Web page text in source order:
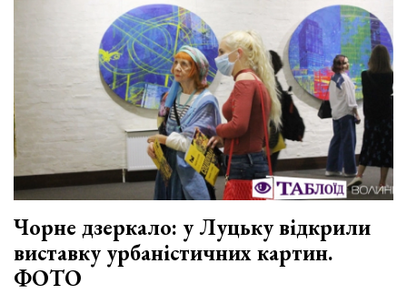
Чорне дзеркало: у Луцьку відкрили
виставку урбаністичних картин.
ФОТО